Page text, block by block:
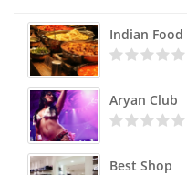
Indian Food
Aryan Club
Best Shop